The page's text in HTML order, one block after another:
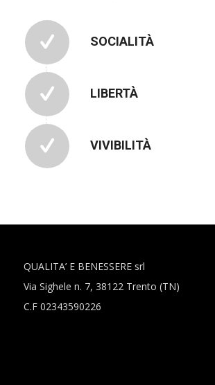
SOCIALITÀ
LIBERTÀ
VIVIBILITÀ
QUALITA’ E BENESSERE srl
Via Sighele n. 7, 38122 Trento (TN)
C.F 02343590226